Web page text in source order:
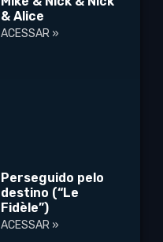
& Alice
ACESSAR »
Perseguido pelo
destino (“Le
Fidèle”)
ACESSAR »